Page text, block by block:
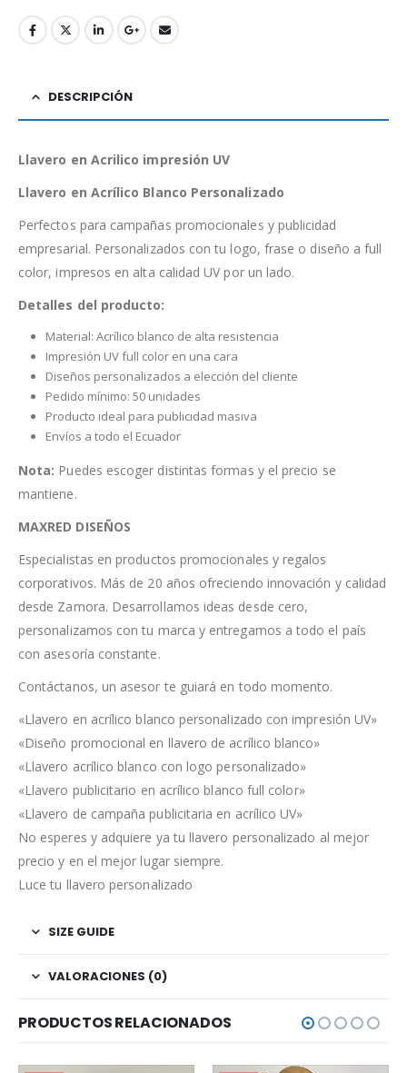
DESCRIPCIÓN
Llavero en Acrilico impresión UV
Llavero en Acrílico Blanco Personalizado
Perfectos para campañas promocionales y publicidad
empresarial. Personalizados con tu logo, frase o diseño a full
color, impresos en alta calidad UV por un lado.
Detalles del producto:
Material: Acrílico blanco de alta resistencia
Impresión UV full color en una cara
Diseños personalizados a elección del cliente
Pedido mínimo: 50 unidades
Producto ideal para publicidad masiva
Envíos a todo el Ecuador
Nota: Puedes escoger distintas formas y el precio se
mantiene.
MAXRED DISEÑOS
Especialistas en productos promocionales y regalos
corporativos. Más de 20 años ofreciendo innovación y calidad
desde Zamora. Desarrollamos ideas desde cero,
personalizamos con tu marca y entregamos a todo el país
con asesoría constante.
Contáctanos, un asesor te guiará en todo momento.
«Llavero en acrílico blanco personalizado con impresión UV»
«Diseño promocional en llavero de acrílico blanco»
«Llavero acrílico blanco con logo personalizado»
«Llavero publicitario en acrílico blanco full color»
«Llavero de campaña publicitaria en acrílico UV»
No esperes y adquiere ya tu llavero personalizado al mejor
precio y en el mejor lugar siempre.
Luce tu llavero personalizado
SIZE GUIDE
VALORACIONES (0)
PRODUCTOS RELACIONADOS